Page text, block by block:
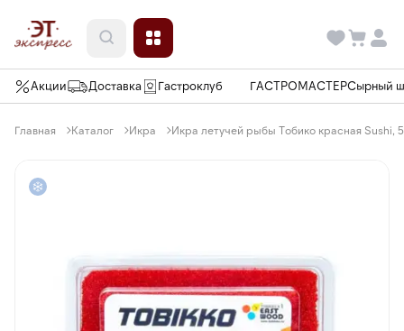
Акции Доставка Гастроклуб ГАСТРОМАСТЕРСырный
Главная Каталог Икра Икра летучей рыбы Тобико красная Sushi,